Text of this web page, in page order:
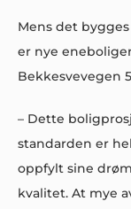
Mens det
er nye
Bekkesvevegen
– Dette
standarden er
oppfylt sine
kvalitet. At mye